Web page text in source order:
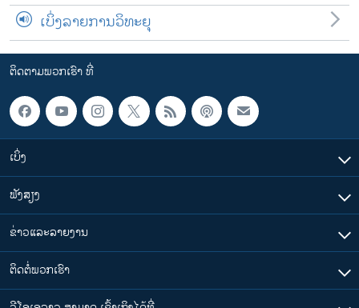
ເບິ່ງລາຍການວິທະຍຸ
ຕິດຕາມພວກເຮົາ ທີ່
ເບິ່ງ
ຟັງສຽງ
ຂ່າວແລະລາຍງານ
ຕິດຕໍ່ພວກເຮົາ